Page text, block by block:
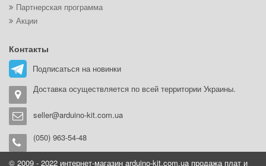
Партнерская программа
Акции
Контакты
Подписаться на новинки
Доставка осуществляется по всей территории Украины.
seller@arduino-kit.com.ua
(050) 963-54-48
© 2009 - 2022 интернет-магазин arduino-kit.com.ua продажа плат и